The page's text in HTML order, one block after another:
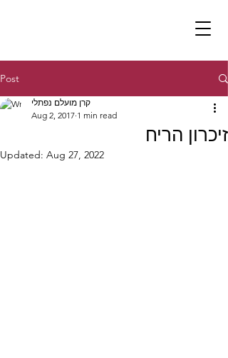
Post
זיכרון הריח
קרן מועלם נפתלי
Aug 2, 2017 1 min read
Updated: Aug 27, 2022